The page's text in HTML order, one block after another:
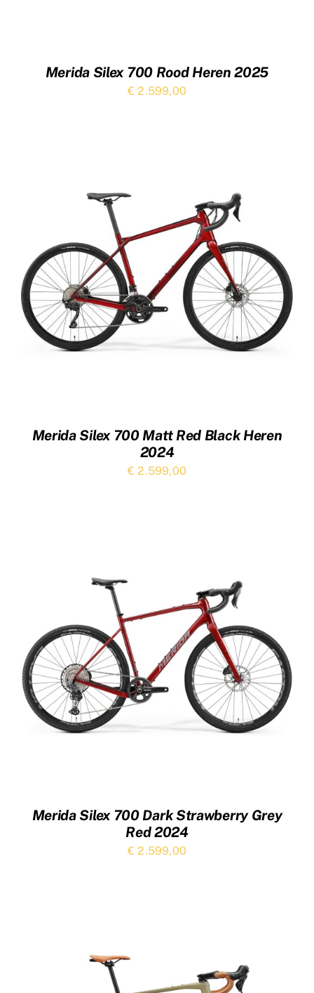
Merida Silex 700 Rood Heren 2025
€ 2.599,00
Merida Silex 700 Matt Red Black Heren
2024
€ 2.599,00
Merida Silex 700 Dark Strawberry Grey
Red 2024
€ 2.599,00